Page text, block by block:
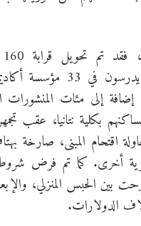
فلسطينيي 48، يدرسون
إضافة إلى مئات
بكلية نتانيا، عقب
اقتحام المبنى، صارخة
أخرى. كما تم فرض
بين الحبس المنزلي،
الدولارات.